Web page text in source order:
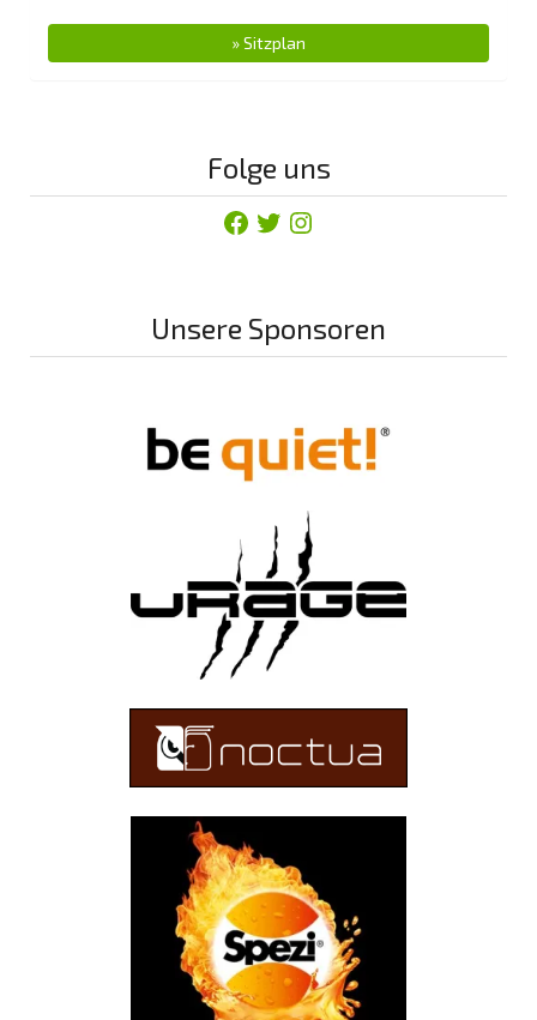
» Sitzplan
Folge uns
Facebook
TwitterInstagram
Unsere Sponsoren